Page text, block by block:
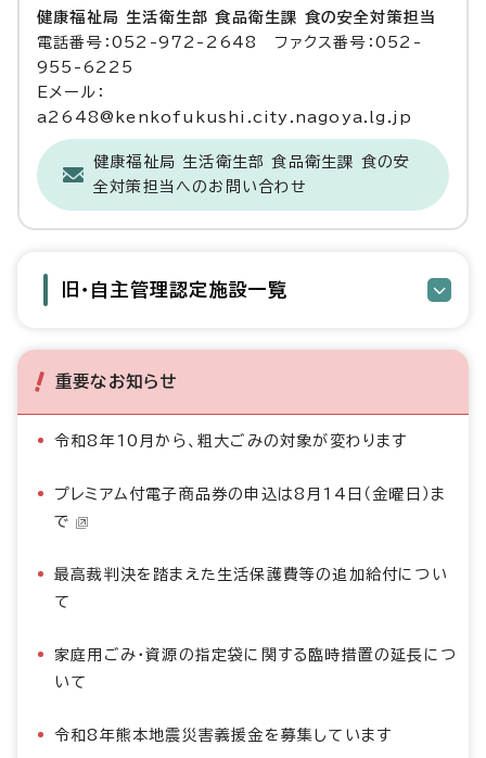
健康福祉局 生活衛生部 食品衛生課 食の安全対策担当
電話番号：052-972-2648 ファクス番号：052-
955-6225
Eメール：
a2648@kenkofukushi.city.nagoya.lg.jp
健康福祉局 生活衛生部 食品衛生課 食の安
全対策担当へのお問い合わせ
旧・自主管理認定施設一覧
重要なお知らせ
令和8年10月から、粗大ごみの対象が変わります
プレミアム付電子商品券の申込は8月14日（金曜日）ま
で
最高裁判決を踏まえた生活保護費等の追加給付につい
て
家庭用ごみ・資源の指定袋に関する臨時措置の延長につ
いて
令和8年熊本地震災害義援金を募集しています